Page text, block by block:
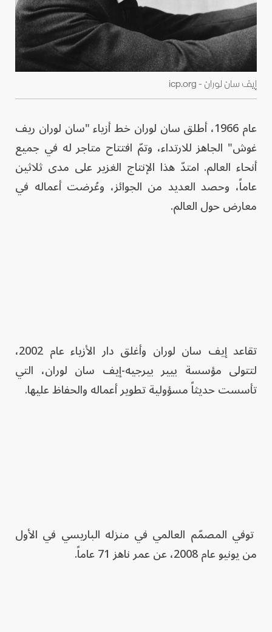
إيف سان لوران - icp.org
عام 1966، أطلق سان لوران خط أزياء "سان لوران ريف
غوش" الجاهز للارتداء، وتمّ افتتاح متاجر له في جميع
أنحاء العالم. امتدّ هذا الإنتاج الغزير على مدى ثلاثين
عاماً، وحصد العديد من الجوائز، وعُرضت أعماله في
معارض حول العالم.
تقاعد إيف سان لوران وأغلق دار الأزياء عام 2002،
لتتولى مؤسسة بيير بيرجيه-إيف سان لوران، التي
تأسست حديثاً مسؤولية تطوير أعماله والحفاظ عليها.
توفي المصمّم العالمي في منزله الباريسي في الأول
من يونيو عام 2008، عن عمر ناهز 71 عاماً.